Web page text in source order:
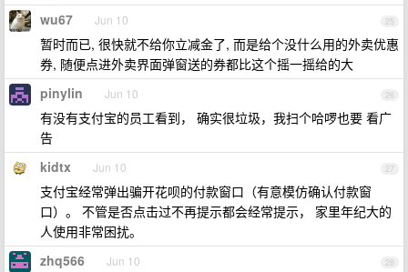
25
wu67 Jun 10
暂时而已, 很快就不给你立减金了, 而是给个没什么用的外卖优惠
券, 随便点进外卖界面弹窗送的券都比这个摇一摇给的大
26
pinylin Jun 10
有没有支付宝的员工看到， 确实很垃圾，我扫个哈啰也要 看广
告
27
kidtx Jun 10
支付宝经常弹出骗开花呗的付款窗口（有意模仿确认付款窗
口）。 不管是否点击过不再提示都会经常提示， 家里年纪大的
人使用非常困扰。
28
zhq566 Jun 10